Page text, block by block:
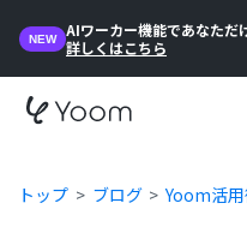
NEW
AIワーカー機能であなただ
詳しくはこちら
トップ ブログ Yoom活